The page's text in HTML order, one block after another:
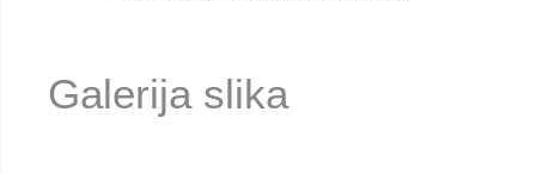
Galerija slika